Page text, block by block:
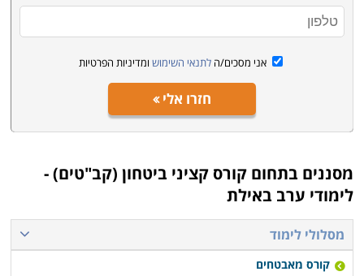
אני מסכים/ה לתנאי השימוש ומדיניות הפרטיות
חזרו אלי
מסננים בתחום קורס קציני ביטחון (קב"טים) -
לימודי ערב באילת
מסלולי לימוד
קורס מאבטחים